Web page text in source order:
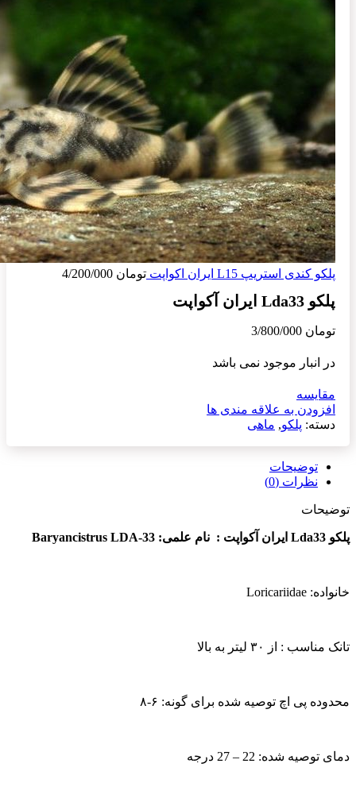
پلکو کندی استریپ L15 ایران اکواپت تومان
پلکو Lda33 ایران آکواپت
تومان
در انبار موجود نمی باشد
مقایسه
افزودن به علاقه مندی ها
دسته: پلکو, ماهی
توضیحات
نظرات (0)
توضیحات
پلکو Lda33 ایران آکواپت : نام علمی: Baryancistrus LDA-33
خانواده: Loricariidae
تانک مناسب : از ۳۰ لیتر به بالا
محدوده پی اچ توصیه شده برای گونه: ۶-۸
دمای توصیه شده: 22 – 27 درجه